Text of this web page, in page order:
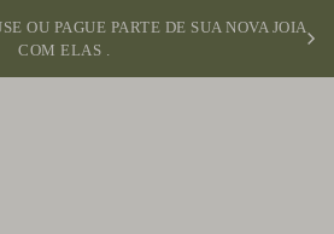
OU PAGUE PARTE DE SUA NOVA JOIA
COM ELAS .